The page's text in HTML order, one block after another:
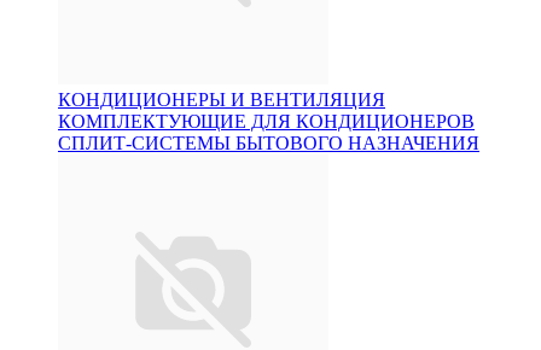
КОНДИЦИОНЕРЫ И ВЕНТИЛЯЦИЯ
КОМПЛЕКТУЮЩИЕ ДЛЯ КОНДИЦИОНЕРОВ
СПЛИТ-СИСТЕМЫ БЫТОВОГО НАЗНАЧЕНИЯ